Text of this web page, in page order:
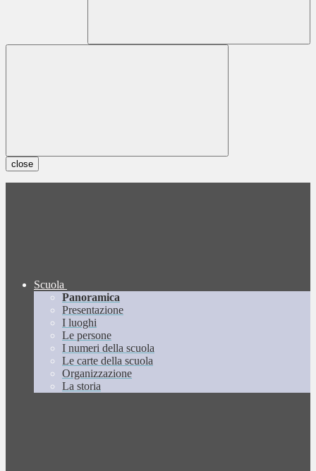
close
Scuola
Panoramica
Presentazione
I luoghi
Le persone
I numeri della scuola
Le carte della scuola
Organizzazione
La storia